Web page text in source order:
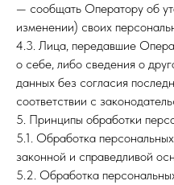
— сообщать Оператору об
изменении) своих
4.3. Лица, передавшие
о себе, либо сведения о
данных без согласия
соответствии с
5. Принципы обработки
5.1. Обработка
законной и справедливой
5.2. Обработка